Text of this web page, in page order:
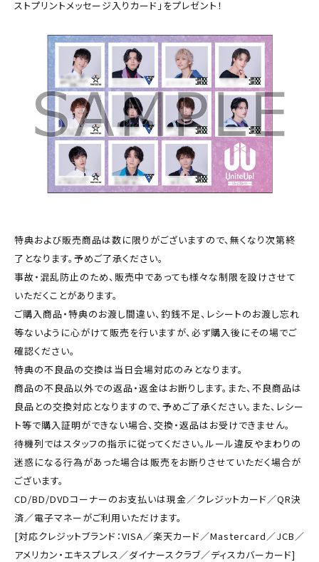
ストプリントメッセージ入りカード」をプレゼント！
特典および販売商品は数に限りがございますので、無くなり次第終
了となります。予めご了承ください。
事故・混乱防止のため、販売中であっても様々な制限を設けさせて
いただくことがあります。
ご購入商品・特典のお渡し間違い、釣銭不足、レシートのお渡し忘れ
等ないように心がけて販売を行いますが、必ず購入後にその場でご
確認ください。
特典の不良品の交換は当日会場対応のみとなります。
商品の不良品以外での返品・返金はお断りします。また、不良商品は
良品との交換対応となりますので、予めご了承ください。また、レシー
ト等で購入証明ができない場合、交換・返品はお受けできません。
待機列ではスタッフの指示に従ってください。ルール違反やまわりの
迷惑になる行為があった場合は販売をお断りさせていただく場合が
ございます。
CD/BD/DVDコーナーのお支払いは現金／クレジットカード／QR決
済／電子マネーがご利用いただけます。
[対応クレジットブランド：VISA／楽天カード／Mastercard／JCB／
アメリカン・エキスプレス／ダイナースクラブ／ディスカバーカード]